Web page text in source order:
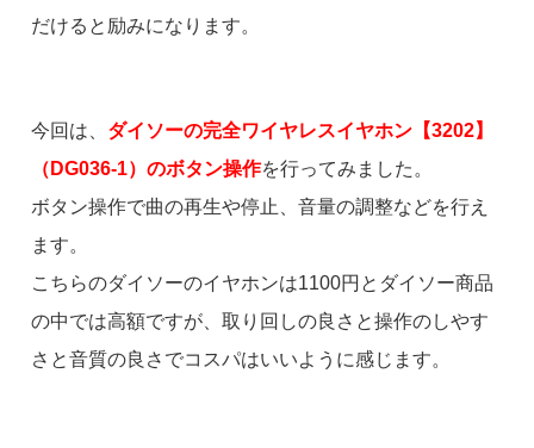
だけると励みになります。
今回は、 ダイソーの完全ワイヤレスイヤホン【3202】
（DG036-1）のボタン操作を行ってみました。
ボタン操作で曲の再生や停止、音量の調整などを行え
ます。
こちらのダイソーのイヤホンは1100円とダイソー商品
の中では高額ですが、取り回しの良さと操作のしやす
さと音質の良さでコスパはいいように感じます。